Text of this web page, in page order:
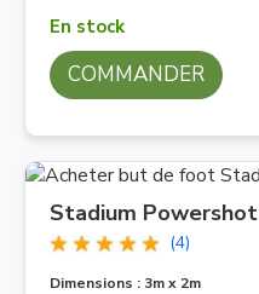
En stock
COMMANDER
Stadium Powershot
(4)
Dimensions : 3m x 2m